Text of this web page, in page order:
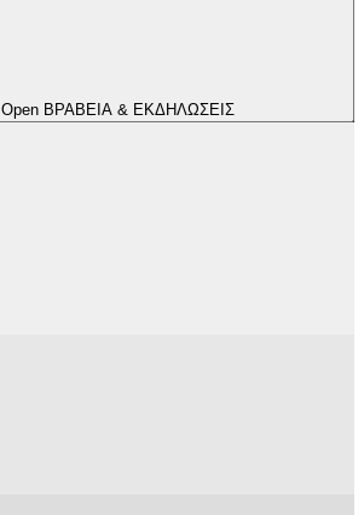
Open ΒΡΑΒΕΙΑ & ΕΚΔΗΛΩΣΕΙΣ